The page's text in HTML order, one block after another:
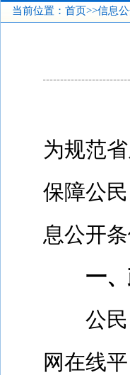
当前位置： 首页>>信息
为规范
保障公
息公开
一
公
网在线